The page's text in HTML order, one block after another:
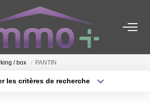
ACHETER
LOUER
/ box PANTIN
les critères de recherche